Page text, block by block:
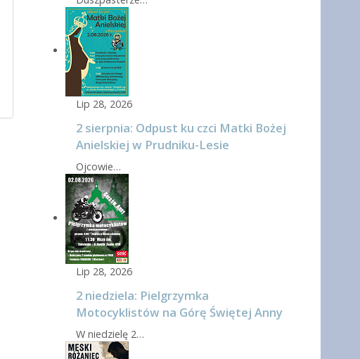
Lip 28, 2026
2 sierpnia: Odpust ku czci Matki Bożej
Anielskiej w Prudniku-Lesie
Ojcowie…
Lip 28, 2026
2 niedziela: Pielgrzymka
Motocyklistów na Górę Świętej Anny
W niedzielę 2…